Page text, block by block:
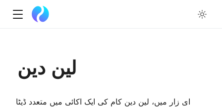
لین دین
ای زار میں، لین دین کام کی ایک اکائی میں متعدد ڈیٹا